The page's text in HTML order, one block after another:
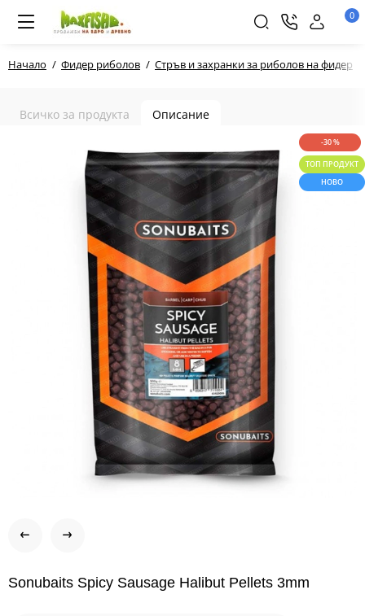
0
Начало Фидер риболов Стръв и захранки за риболов на фидер
Всичко за продукта Описание
-30 %
ТОП ПРОДУКТ
НОВО
Sonubaits Spicy Sausage Halibut Pellets 3mm